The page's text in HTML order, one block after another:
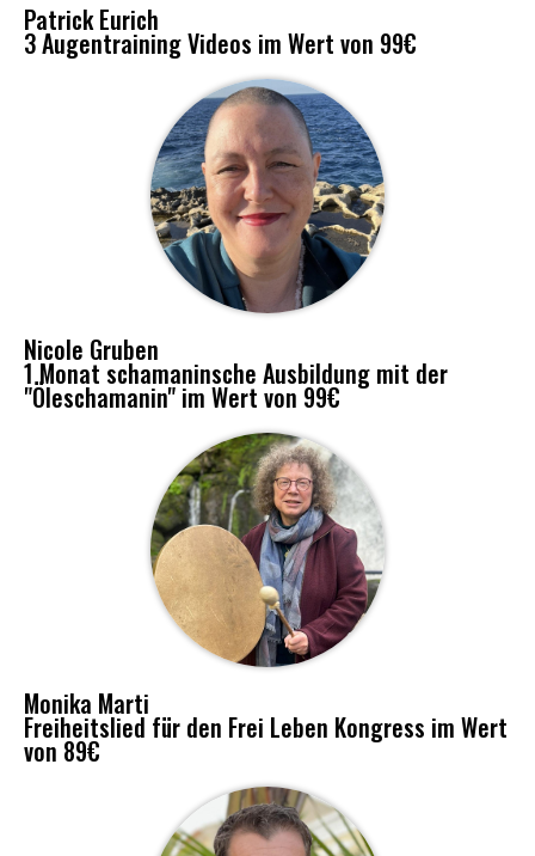
Patrick Eurich
3 Augentraining Videos im Wert von 99€
Nicole Gruben
1 Monat schamaninsche Ausbildung mit der
"Öleschamanin" im Wert von 99€
Monika Marti
Freiheitslied für den Frei Leben Kongress im Wert
von 89€